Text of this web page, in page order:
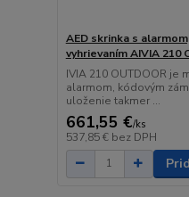
AED skrinka s
vyhrievaním AIVIA 210
IVIA 210 OUTDOOR je
alarmom, kódovým
uloženie takmer ...
661,55 €/ks
537,85 € bez DPH